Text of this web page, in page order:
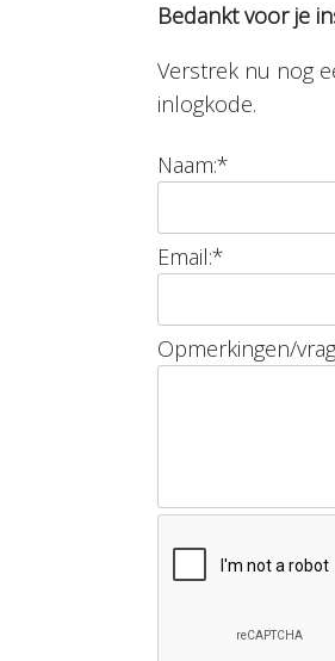
Bedankt voor je
Verstrek nu nog
inlogkode.
Naam:*
Email:*
Opmerkingen/